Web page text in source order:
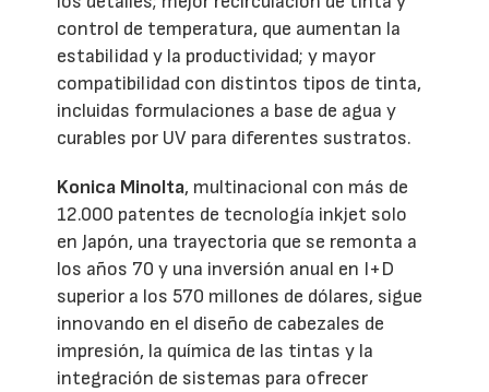
control de temperatura, que aumentan la
estabilidad y la productividad; y mayor
compatibilidad con distintos tipos de tinta,
incluidas formulaciones a base de agua y
curables por UV para diferentes sustratos.
Konica Minolta, multinacional con más de
12.000 patentes de tecnología inkjet solo
en Japón, una trayectoria que se remonta a
los años 70 y una inversión anual en I+D
superior a los 570 millones de dólares, sigue
innovando en el diseño de cabezales de
impresión, la química de las tintas y la
integración de sistemas para ofrecer